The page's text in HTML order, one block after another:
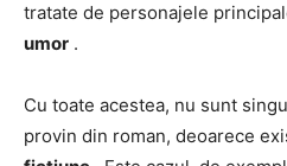
tratate de personajele
umor .
Cu toate acestea, nu sunt
provin din roman, deoarece